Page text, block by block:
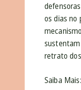
os dias no
retrato
Saiba Mais: